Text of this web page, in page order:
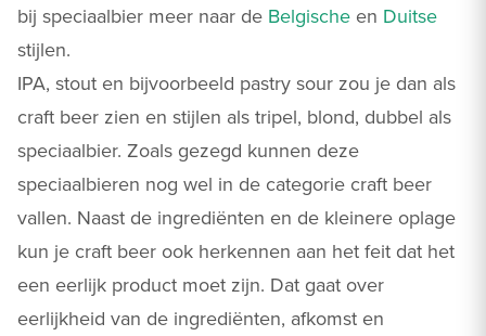
bij speciaalbier meer naar de Belgische en Duitse
stijlen.
IPA, stout en bijvoorbeeld pastry sour zou je dan als
craft beer zien en stijlen als tripel, blond, dubbel als
speciaalbier. Zoals gezegd kunnen deze
speciaalbieren nog wel in de categorie craft beer
vallen. Naast de ingrediënten en de kleinere oplage
kun je craft beer ook herkennen aan het feit dat het
een eerlijk product moet zijn. Dat gaat over
eerlijkheid van de ingrediënten, afkomst en